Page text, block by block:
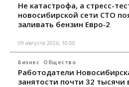
Не катастрофа, а стресс-
новосибирской сети СТО
заливать бензин Евро‑2
09 августа 2026, 10:00
Бизнес Общество
Работодатели
занятости почти 32 тысячи